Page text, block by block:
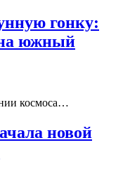
гонку:
на южный
космоса…
новой